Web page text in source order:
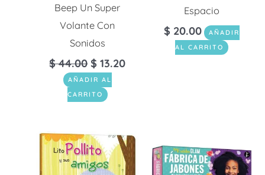
Beep Un Super
Volante Con
Sonidos
$44.00 $ 13.20
AÑADIR AL
CARRITO
Espacio
$ 20.00
AÑADIR
AL CARRITO